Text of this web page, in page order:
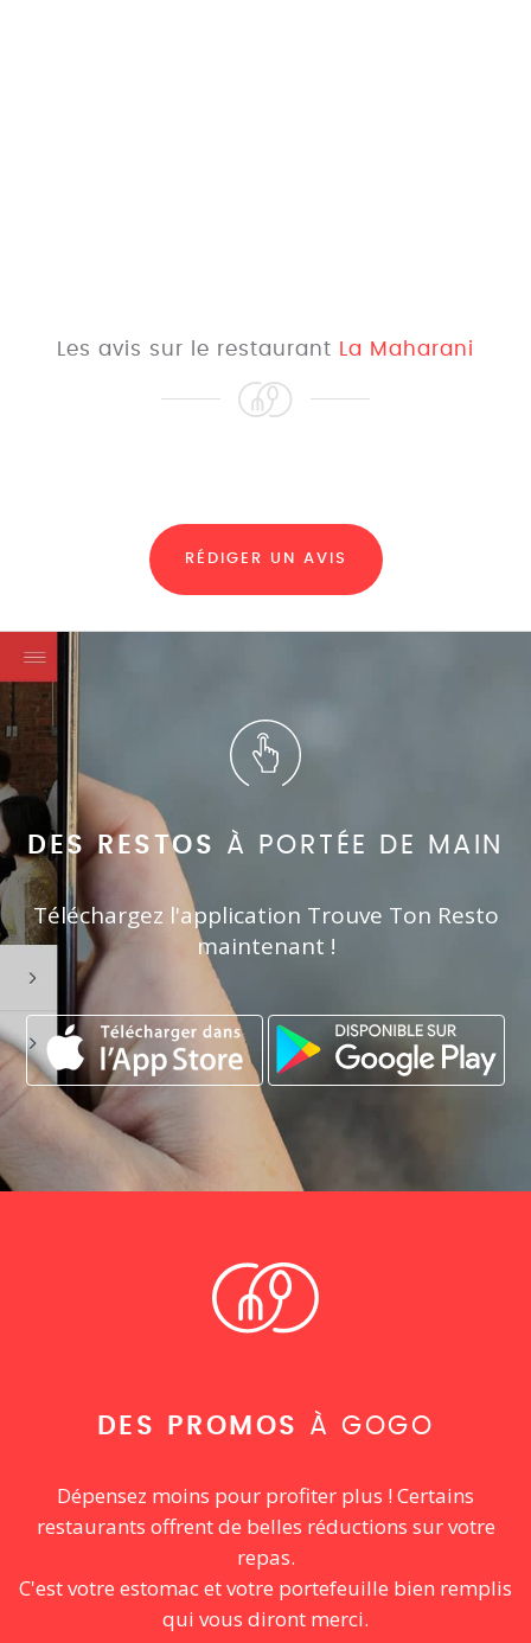
Les avis sur le restaurant La Maharani
RÉDIGER UN AVIS
DES RESTOS À PORTÉE DE MAIN
Téléchargez l'application Trouve Ton Resto
maintenant !
DES PROMOS À GOGO
Dépensez moins pour profiter plus ! Certains
restaurants offrent de belles réductions sur votre
repas.
C'est votre estomac et votre portefeuille bien remplis
qui vous diront merci.